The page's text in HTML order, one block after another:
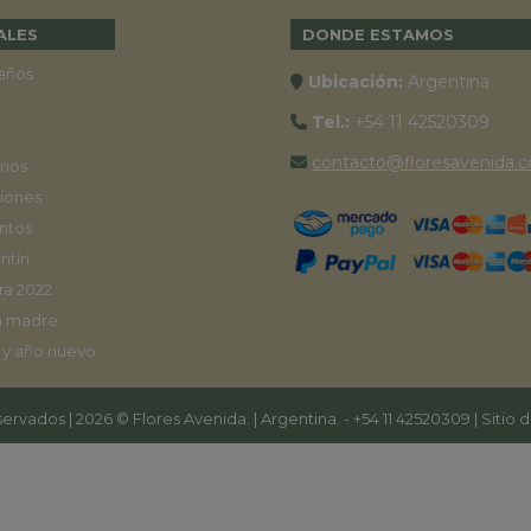
2022
madre
año nuevo
DONDE ESTAMOS
Ubicación: Argentina
Tel.: +54 11 42520309
| 2026 © Flores Avenida. | Argentina. - +54 11 42520309 | Sitio